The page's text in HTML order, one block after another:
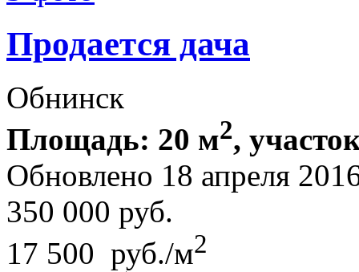
Продается дача
Обнинск
Площадь: 20 м2,
Обновлено 18 апреля
350 000 руб.
17 500 руб./м2